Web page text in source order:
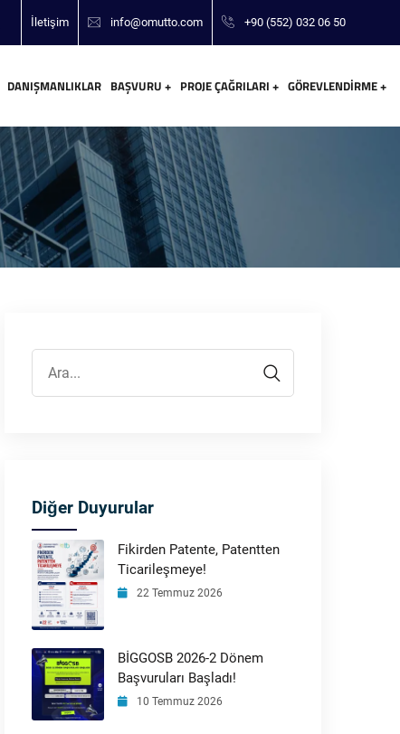
İletişim info@omutto.com +90 (552) 032 06 50
DANIŞMANLIKLAR BAŞVURU PROJE ÇAĞRILARI GÖREVLENDIRME
Diğer Duyurular
Fikirden Patente, Patentten
Ticarileşmeye!
22 Temmuz 2026
BİGGOSB 2026-2 Dönem
Başvuruları Başladı!
10 Temmuz 2026